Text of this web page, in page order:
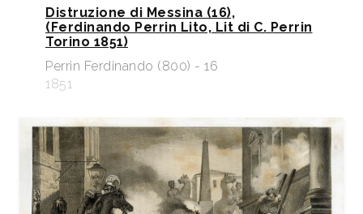
Distruzione di Messina (16),
(Ferdinando Perrin Lito, Lit di C. Perrin
Torino 1851)
Perrin Ferdinando (800) - 16
1851